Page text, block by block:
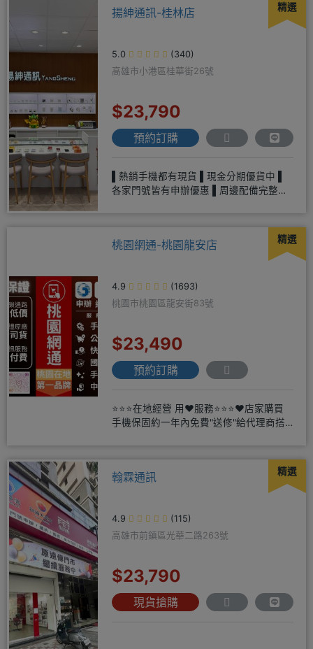
精選
揚紳通訊-桂林店
5.0
(340)
高雄市小港區桂華街26號
$23,790
預約訂購
▌熱銷手機都有現貨 ▌現金分期優貨中 ▌
各家門號皆有申辦優惠 ▌周邊配備完整、
精選
桃園網通-桃園龍安店
4.9
(1693)
桃園市桃園區龍安街83號
$23,490
預約訂購
⭐⭐⭐在地經營 用❤️服務⭐⭐⭐❤️店家購買
手機保固約一年內免費"送修"給代理商搭
精選
翰霖通訊
4.9
(115)
高雄市前鎮區光華二路263號
$23,790
現貨搶購